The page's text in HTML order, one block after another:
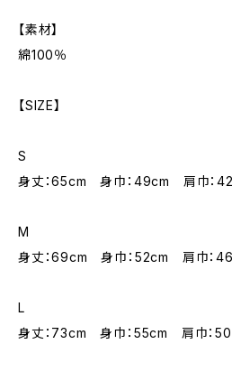
【素材】
綿100％
【SIZE】
S
身丈：65cm 身巾：49cm 肩巾：
M
身丈：69cm 身巾：52cm 肩巾：
L
身丈：73cm 身巾：55cm 肩巾：